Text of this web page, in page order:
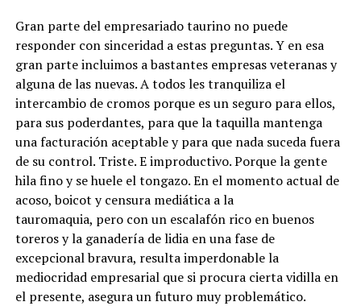
Gran parte del empresariado taurino no puede
responder con sinceridad a estas preguntas. Y en esa
gran parte incluimos a bastantes empresas veteranas y
alguna de las nuevas. A todos les tranquiliza el
intercambio de cromos porque es un seguro para ellos,
para sus poderdantes, para que la taquilla mantenga
una facturación aceptable y para que nada suceda fuera
de su control. Triste. E improductivo. Porque la gente
hila fino y se huele el tongazo. En el momento actual de
acoso, boicot y censura mediática a la
tauromaquia, pero con un escalafón rico en buenos
toreros y la ganadería de lidia en una fase de
excepcional bravura, resulta imperdonable la
mediocridad empresarial que si procura cierta vidilla en
el presente, asegura un futuro muy problemático.